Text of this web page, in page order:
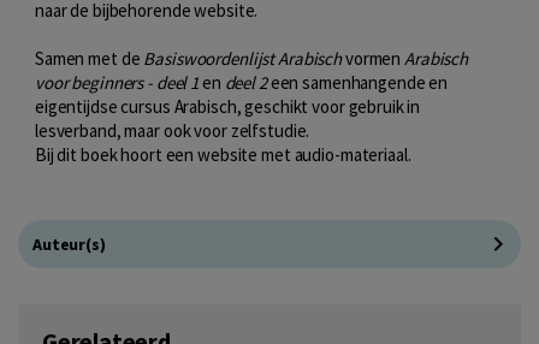
naar de bijbehorende website.
Samen met de Basiswoordenlijst ArabischvormenArabisch
voor beginners - deel 1en deel 2een samenhangende en
eigentijdse cursus Arabisch, geschikt voor gebruik in
lesverband, maar ook voor zelfstudie.
Bij dit boek hoort een website met audio-materiaal.
Auteur(s)